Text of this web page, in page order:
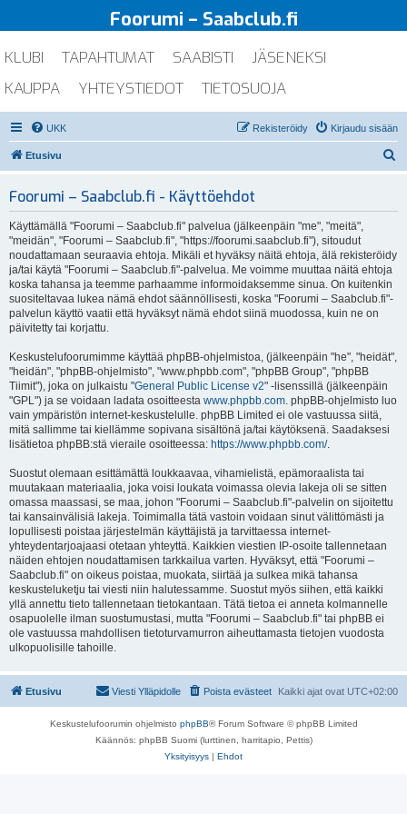
Foorumi – Saabclub.fi
KLUBI TAPAHTUMAT SAABISTI
JÄSENEKSI
KAUPPA
YHTEYSTIEDOT TIETOSUOJA
UKK Kirjaudu sisään
Rekisteröidy
Etusivu
Foorumi – Saabclub.fi - Käyttöehdot
Käyttämällä "Foorumi – Saabclub.fi" palvelua (jälkeenpäin "me", "meitä",
"meidän", "Foorumi – Saabclub.fi", "https://foorumi.saabclub.fi"), sitoudut
noudattamaan seuraavia ehtoja. Mikäli et hyväksy näitä ehtoja, älä rekisteröidy
ja/tai käytä "Foorumi – Saabclub.fi"-palvelua. Me voimme muuttaa näitä ehtoja
koska tahansa ja teemme parhaamme informoidaksemme sinua. On kuitenkin
suositeltavaa lukea nämä ehdot säännöllisesti, koska "Foorumi – Saabclub.fi"-
palvelun käyttö vaatii että hyväksyt nämä ehdot siinä muodossa, kuin ne on
päivitetty tai korjattu.
Keskustelufoorumimme käyttää phpBB-ohjelmistoa, (jälkeenpäin "he", "heidät",
"heidän", "phpBB-ohjelmisto", "www.phpbb.com", "phpBB Group", "phpBB
Tiimit"), joka on julkaistu "General Public License v2" -lisenssillä (jälkeenpäin
"GPL") ja se voidaan ladata osoitteesta www.phpbb.com. phpBB-ohjelmisto luo
vain ympäristön internet-keskustelulle. phpBB Limited ei ole vastuussa siitä,
mitä sallimme tai kiellämme sopivana sisältönä ja/tai käytöksenä. Saadaksesi
lisätietoa phpBB:stä vieraile osoitteessa: https://www.phpbb.com/.
Suostut olemaan esittämättä loukkaavaa, vihamielistä, epämoraalista tai
muutakaan materiaalia, joka voisi loukata voimassa olevia lakeja oli se sitten
omassa maassasi, se maa, johon "Foorumi – Saabclub.fi"-palvelin on sijoitettu
tai kansainvälisiä lakeja. Toimimalla tätä vastoin voidaan sinut välittömästi ja
lopullisesti poistaa järjestelmän käyttäjistä ja tarvittaessa internet-
yhteydentarjoajaasi otetaan yhteyttä. Kaikkien viestien IP-osoite tallennetaan
näiden ehtojen noudattamisen tarkkailua varten. Hyväksyt, että "Foorumi –
Saabclub.fi" on oikeus poistaa, muokata, siirtää ja sulkea mikä tahansa
keskusteluketju tai viesti niin halutessamme. Suostut myös siihen, että kaikki
yllä annettu tieto tallennetaan tietokantaan. Tätä tietoa ei anneta kolmannelle
osapuolelle ilman suostumustasi, mutta "Foorumi – Saabclub.fi" tai phpBB ei
ole vastuussa mahdollisen tietoturvamurron aiheuttamasta tietojen vuodosta
ulkopuolisille tahoille.
Etusivu Kaikki ajat ovat UTC+02:00
Poista evästeet
Viesti Ylläpidolle
Keskustelufoorumin ohjelmisto phpBB® Forum Software © phpBB Limited
Käännös: phpBB Suomi (lurttinen, harritapio, Pettis)
Yksityisyys | Ehdot